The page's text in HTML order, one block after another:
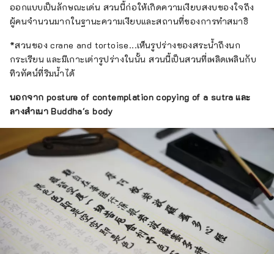
ออกแบบเป็นลักษณะเด่น สวนนี้ก่อให้เกิดความเงียบสงบของใจถึง
ผู้คนจำนวนมากในฐานะความเงียบและสถานที่ของการทำสมาธิ
*สวนของ crane and tortoise...เห็นรูปร่างของสระน้ำถึงนก
กระเรียน และมีเกาะเต่ารูปร่างในนั้น สวนนี้เป็นสวนที่เพลิดเพลินกับ
ทิวทัศน์ที่ริมน้ำได้
นอกจาก posture of contemplation copying of a sutra และ
ลางสำเนา Buddha's body